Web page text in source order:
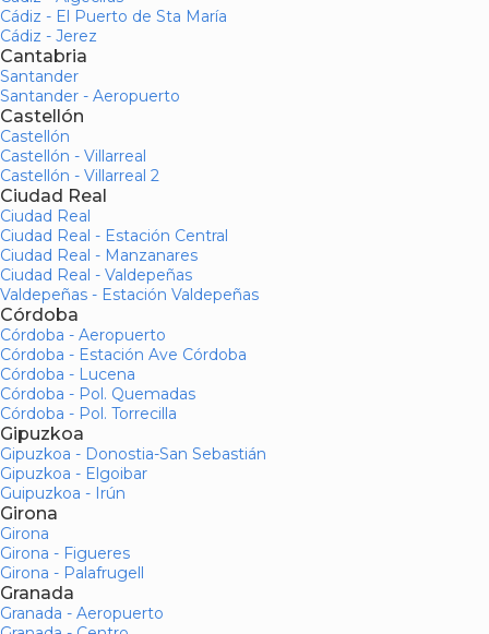
Cádiz - El Puerto de Sta María
Cádiz - Jerez
Cantabria
Santander
Santander - Aeropuerto
Castellón
Castellón
Castellón - Villarreal
Castellón - Villarreal 2
Ciudad Real
Ciudad Real
Ciudad Real - Estación Central
Ciudad Real - Manzanares
Ciudad Real - Valdepeñas
Valdepeñas - Estación Valdepeñas
Córdoba
Córdoba - Aeropuerto
Córdoba - Estación Ave Córdoba
Córdoba - Lucena
Córdoba - Pol. Quemadas
Córdoba - Pol. Torrecilla
Gipuzkoa
Gipuzkoa - Donostia-San Sebastián
Gipuzkoa - Elgoibar
Guipuzkoa - Irún
Girona
Girona
Girona - Figueres
Girona - Palafrugell
Granada
Granada - Aeropuerto